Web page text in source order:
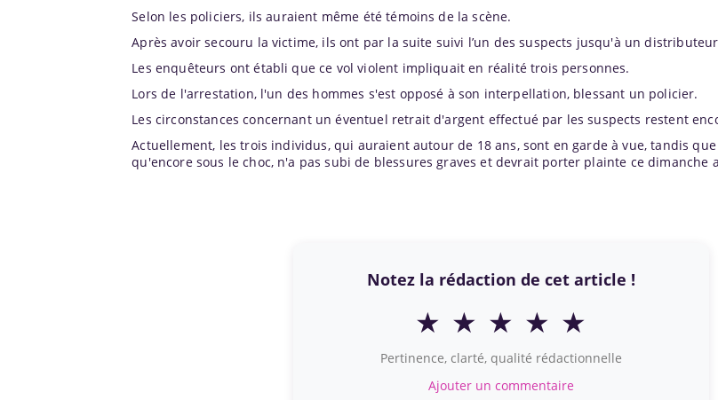
Selon les policiers, ils auraient même été témoins de la scène.
Après avoir secouru la victime, ils ont par la suite suivi l’un des suspects jusqu'à un
Les enquêteurs ont établi que ce vol violent impliquait en réalité trois personnes.
Lors de l'arrestation, l'un des hommes s'est opposé à son interpellation, blessant un policier.
Les circonstances concernant un éventuel retrait d'argent effectué par les suspects restent
Actuellement, les trois individus, qui auraient autour de 18 ans, sont en garde à vue, tandis
qu'encore sous le choc, n'a pas subi de blessures graves et devrait porter plainte ce dimanche
Notez la rédaction de cet article !
★ ★ ★ ★ ★
Pertinence, clarté, qualité rédactionnelle
Ajouter un commentaire